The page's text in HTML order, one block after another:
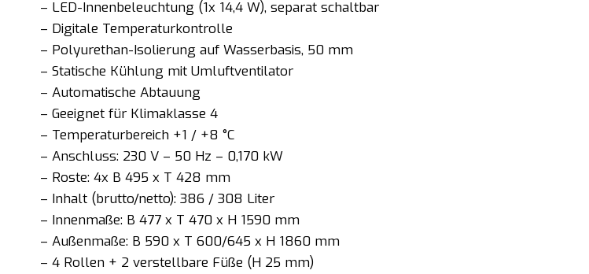
– LED-Innenbeleuchtung (1x 14,4 W), separat schaltbar
– Digitale Temperaturkontrolle
– Polyurethan-Isolierung auf Wasserbasis, 50 mm
– Statische Kühlung mit Umluftventilator
– Automatische Abtauung
– Geeignet für Klimaklasse 4
– Temperaturbereich +1 / +8 °C
– Anschluss: 230 V – 50 Hz – 0,170 kW
– Roste: 4x B 495 x T 428 mm
– Inhalt (brutto/netto): 386 / 308 Liter
– Innenmaße: B 477 x T 470 x H 1590 mm
– Außenmaße: B 590 x T 600/645 x H 1860 mm
– 4 Rollen + 2 verstellbare Füße (H 25 mm)